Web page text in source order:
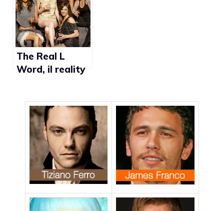
momento
giusto”
The Real L
Word, il reality
serie tv